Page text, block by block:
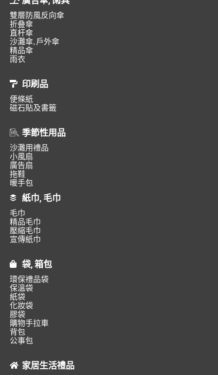
雙層防風反向傘
折叠傘
直杆傘
沙灘傘, 戶外傘
精品傘
雨衣
印刷品
便條紙
磁石貼及書籤
季節性用品
沙灘用禮品
小風扇
廣告扇
拖鞋
暖手包
紙巾, 毛巾
毛巾
精品毛巾
壓縮毛巾
宣傳紙巾
袋, 箱包
環保禮品袋
保溫袋
紙袋
化妝袋
膠袋
購物手拉車
背包
公事包
家居生活禮品